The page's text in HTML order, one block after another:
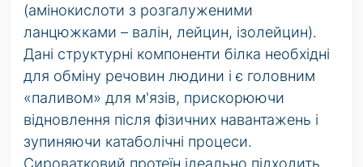
(амінокислоти з розгалуженими
ланцюжками – валін, лейцин, ізолейцин).
Дані структурні компоненти білка необхідні
для обміну речовин людини і є головним
«паливом» для м'язів, прискорюючи
відновлення після фізичних навантажень і
зупиняючи катаболічні процеси.
Сироватковий протеїн ідеально підходить